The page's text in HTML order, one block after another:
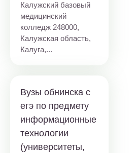
Калужский базовый
медицинский
колледж 248000,
Калужская область,
Калуга,...
Вузы обнинска c
егэ по предмету
информационные
технологии
(университеты,